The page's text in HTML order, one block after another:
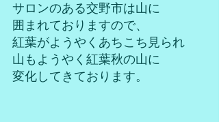
サロンのある交野市は山に
囲まれておりますので、
紅葉がようやくあちこち見られ
山もようやく紅葉秋の山に
変化してきております。